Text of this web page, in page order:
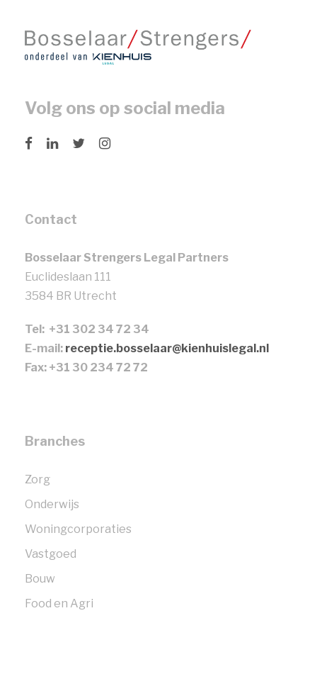
Volg ons op social media
Contact
Bosselaar Strengers Legal Partners
Euclideslaan 111
3584 BR Utrecht
Tel: +31 302 34 72 34
E-mail: receptie.bosselaar@kienhuislegal.nl
Fax: +31 30 234 72 72
Branches
Zorg
Onderwijs
Woningcorporaties
Vastgoed
Bouw
Food en Agri